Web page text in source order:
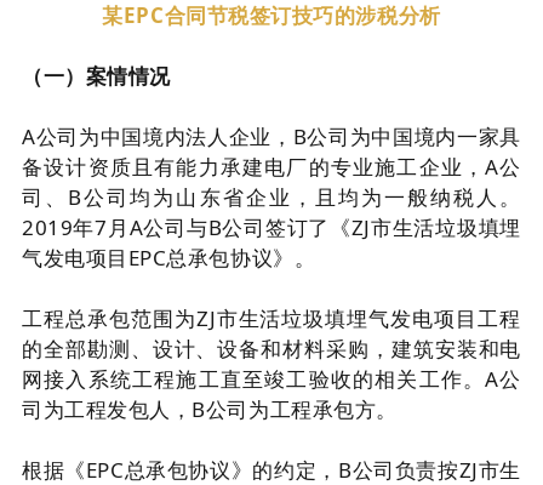
某EPC合同节税签订技巧的涉税分析
（一）案情情况
A公司为中国境内法人企业，B公司为中国境内一家具
备设计资质且有能力承建电厂的专业施工企业，A公
司、B公司均为山东省企业，且均为一般纳税人。
2019年7月A公司与B公司签订了《ZJ市生活垃圾填埋
气发电项目EPC总承包协议》。
工程总承包范围为ZJ市生活垃圾填埋气发电项目工程
的全部勘测、设计、设备和材料采购，建筑安装和电
网接入系统工程施工直至竣工验收的相关工作。A公
司为工程发包人，B公司为工程承包方。
根据《EPC总承包协议》的约定，B公司负责按ZJ市生